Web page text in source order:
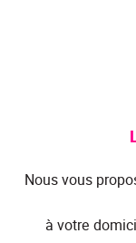
Nous vous
à votre